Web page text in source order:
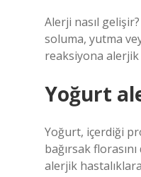
Alerji nasıl
soluma, yutma
reaksiyona
Yoğurt
Yoğurt, içerdiği
bağırsak
alerjik